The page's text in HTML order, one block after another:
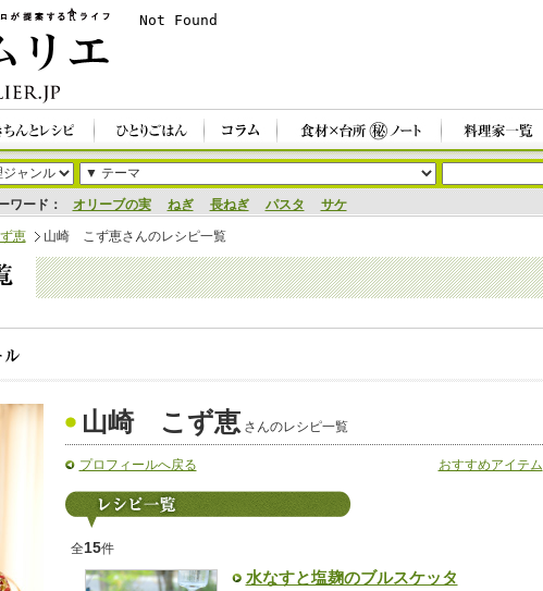
ワード： オリーブの実 ねぎ 長ねぎ パスタ サケ
恵 山崎 こず恵さんのレシピ一覧
山崎 こず恵さんのレシピ一覧
プロフィールへ戻る おすすめアイテム
全15件
水なすと塩麹のブルスケッタ